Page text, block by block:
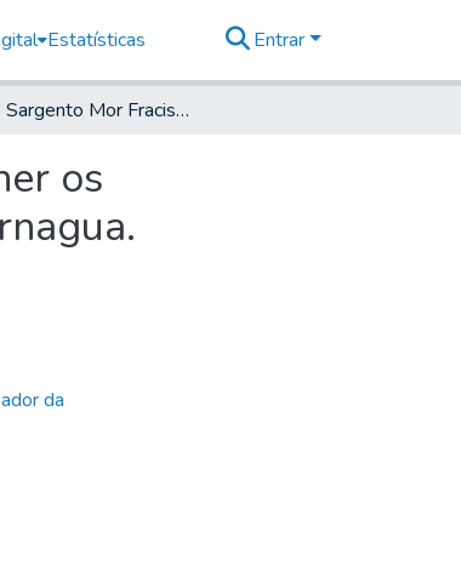
Estatísticas Entrar
Para o Sargento Mor Fracisco Joze Monteiro fazer recolher os Destacamentos postos nos portos das passagens de Parnagua.
os
da